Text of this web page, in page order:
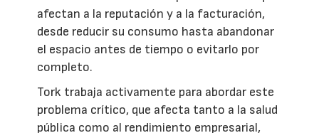
afectan a la reputación y a la facturación,
desde reducir su consumo hasta abandonar
el espacio antes de tiempo o evitarlo por
completo.
Tork trabaja activamente para abordar este
problema crítico, que afecta tanto a la salud
pública como al rendimiento empresarial,